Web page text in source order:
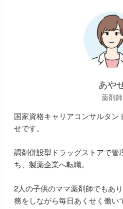
あや
薬剤師
国家資格キャリアコンサルタ
せです。
調剤併設型ドラッグストアで管
ち、製薬企業へ転職。
2人の子供のママ薬剤師でもあ
務をしながら毎日あくせく働い